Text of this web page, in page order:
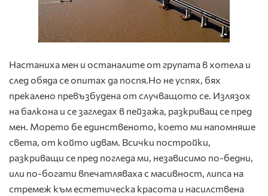
Настаниха мен и останалите от групата в хотела и
след обяда се опитах да поспя.Но не успях, бях
прекалено превъзбудена от случващото се. Излязох
на балкона и се загледах в пейзажа, разкриващ се пред
мен. Морето бе единственото, което ми напомняше
света, от който идвам. Всички постройки,
разкриващи се пред погледа ми, независимо по-бедни,
или по-богати впечатляваха с масивност, липса на
стремеж към естетическа красота и насилствена